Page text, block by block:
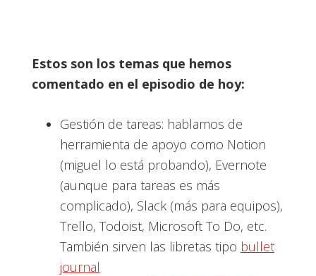
Estos son los temas que hemos
comentado en el episodio de hoy:
Gestión de tareas: hablamos de
herramienta de apoyo como Notion
(miguel lo está probando), Evernote
(aunque para tareas es más
complicado), Slack (más para equipos),
Trello, Todoist, Microsoft To Do, etc.
También sirven las libretas tipo bullet
journal